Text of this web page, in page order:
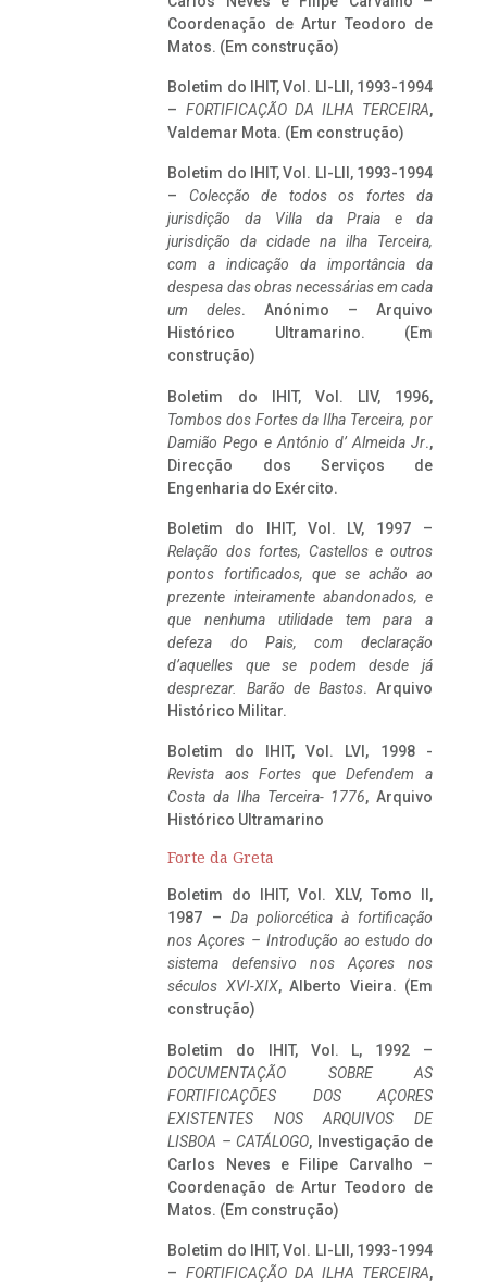
Coordenação de Artur Teodoro de
Matos. (Em construção)
Boletim do IHIT, Vol. LI-LII, 1993-1994
– FORTIFICAÇÃO DA ILHA TERCEIRA,
Valdemar Mota. (Em construção)
Boletim do IHIT, Vol. LI-LII, 1993-1994
– Colecção de todos os fortes da
jurisdição da Villa da Praia e da
jurisdição da cidade na ilha Terceira,
com a indicação da importância da
despesa das obras necessárias em cada
um deles. Anónimo – Arquivo
Histórico Ultramarino. (Em
construção)
Boletim do IHIT, Vol. LIV, 1996,
Tombos dos Fortes da Ilha Terceira, por
Damião Pego e António d’ Almeida Jr.,
Direcção dos Serviços de
Engenharia do Exército.
Boletim do IHIT, Vol. LV, 1997 –
Relação dos fortes, Castellos e outros
pontos fortificados, que se achão ao
prezente inteiramente abandonados, e
que nenhuma utilidade tem para a
defeza do Pais, com declaração
d’aquelles que se podem desde já
desprezar. Barão de Bastos. Arquivo
Histórico Militar.
Boletim do IHIT, Vol. LVI, 1998 -
Revista aos Fortes que Defendem a
Costa da Ilha Terceira- 1776, Arquivo
Histórico Ultramarino
Forte da Greta
Boletim do IHIT, Vol. XLV, Tomo II,
1987 – Da poliorcética à fortificação
nos Açores – Introdução ao estudo do
sistema defensivo nos Açores nos
séculos XVI-XIX, Alberto Vieira. (Em
construção)
Boletim do IHIT, Vol. L, 1992 –
DOCUMENTAÇÃO SOBRE AS
FORTIFICAÇÕES DOS AÇORES
EXISTENTES NOS ARQUIVOS DE
LISBOA – CATÁLOGO, Investigação de
Carlos Neves e Filipe Carvalho –
Coordenação de Artur Teodoro de
Matos. (Em construção)
Boletim do IHIT, Vol. LI-LII, 1993-1994
– FORTIFICAÇÃO DA ILHA TERCEIRA,